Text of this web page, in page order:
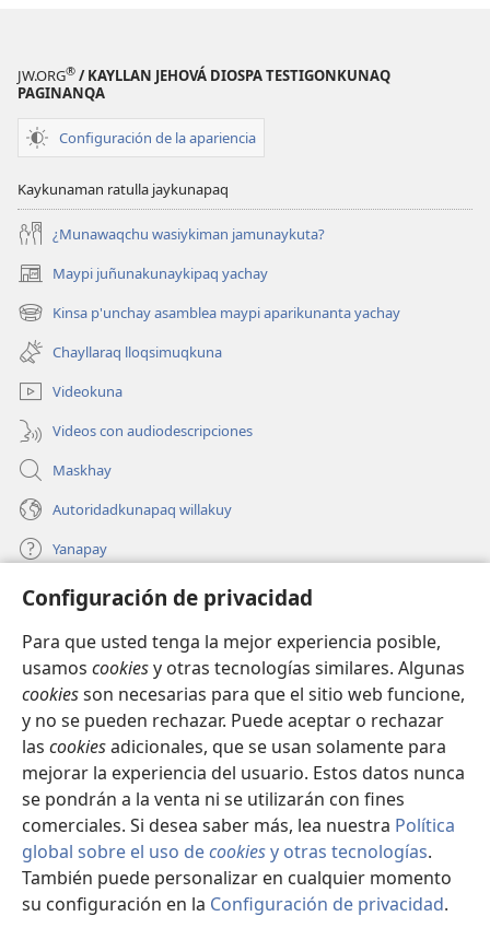
Configuración de privacidad
Para que usted tenga la mejor experiencia posible,
usamos cookiesy otras tecnologías similares. Algunas
cookiesson necesarias para que el sitio web funcione,
y no se pueden rechazar. Puede aceptar o rechazar
las cookiesadicionales, que se usan solamente para
mejorar la experiencia del usuario. Estos datos nunca
se pondrán a la venta ni se utilizarán con fines
comerciales. Si desea saber más, lea nuestra Política
global sobre el uso decookiesy otras tecnologías.
También puede personalizar en cualquier momento
su configuración en la Configuración de privacidad.
JW.ORG® / KAYLLAN JEHOVÁ DIOSPA TESTIGONKUNAQ
PAGINANQA
Configuración de la apariencia
Kaykunaman ratulla jaykunapaq
¿Munawaqchu wasiykiman jamunaykuta?
Maypi juñunakunaykipaq yachay
(abre
una
nueva
ventana)
Kinsa p'unchay asamblea maypi aparikunanta yachay
(abre
una
nueva
ventana)
Chayllaraq lloqsimuqkuna
Videokuna
Videos con audiodescripciones
Maskhay
Autoridadkunapaq willakuy
Yanapay
Donacionta churanapaq
una
nueva
ventana)
INTERNETPI QELQANCHISKUNA Watchtower™
(abre
una
nueva
ventana)
JW Hub
(abre
una
nueva
ventana)
JW Library ®
Copyright© 2026 Watch Tower Bible and Tract Society of Pennsylvania.
IMATAN RUWAWAQ IMATAN MANA
|
DATOSKUNATA
WAQAYCHASQAYKUMANTA |CONFIGURACIÓN DE PRIVACIDAD